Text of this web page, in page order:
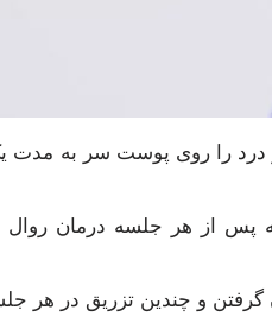
درد را روی پوست سر به مدت
پس از هر جلسه درمان روال
و چندین تزریق در هر